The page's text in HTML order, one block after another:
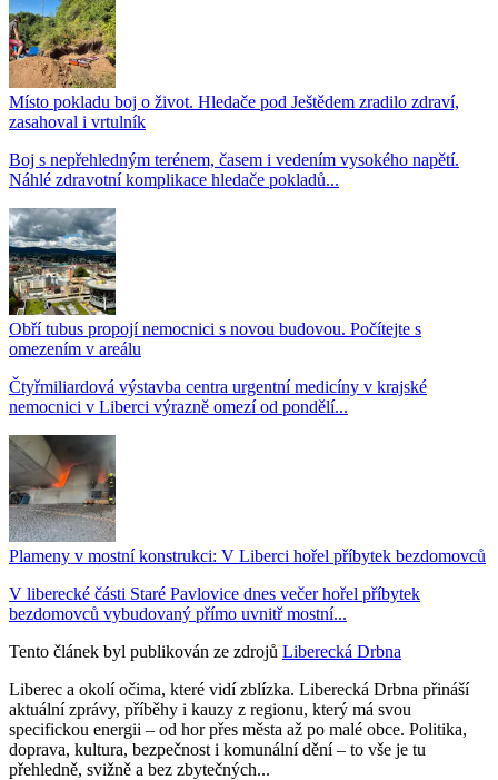
Místo pokladu boj o život. Hledače pod Ještědem zradilo zdraví,
zasahoval i vrtulník
Boj s nepřehledným terénem, časem i vedením vysokého napětí.
Náhlé zdravotní komplikace hledače pokladů...
Obří tubus propojí nemocnici s novou budovou. Počítejte s
omezením v areálu
Čtyřmiliardová výstavba centra urgentní medicíny v krajské
nemocnici v Liberci výrazně omezí od pondělí...
Plameny v mostní konstrukci: V Liberci hořel příbytek bezdomovců
V liberecké části Staré Pavlovice dnes večer hořel příbytek
bezdomovců vybudovaný přímo uvnitř mostní...
Tento článek byl publikován ze zdrojů Liberecká Drbna
Liberec a okolí očima, které vidí zblízka. Liberecká Drbna přináší
aktuální zprávy, příběhy i kauzy z regionu, který má svou
specifickou energii – od hor přes města až po malé obce. Politika,
doprava, kultura, bezpečnost i komunální dění – to vše je tu
přehledně, svižně a bez zbytečných...